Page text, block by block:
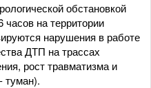
обстановкой
часов на территории
нарушения в работе
ДТП на трассах
рост травматизма и
туман).